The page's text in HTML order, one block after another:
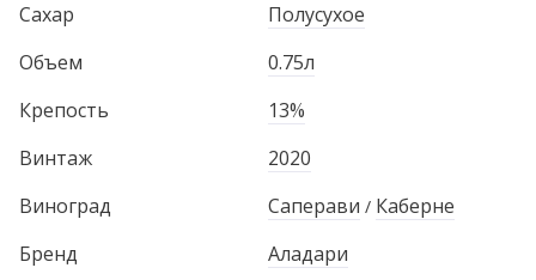
Сахар
Полусухое
Объем
0.75л
Крепость
13%
Винтаж
2020
Виноград
Саперави / Каберне
Бренд
Аладари